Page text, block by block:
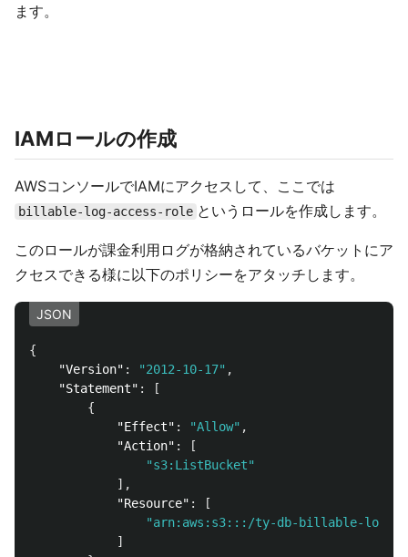
ます。
IAMロールの作成
AWSコンソールでIAMにアクセスして、ここでは
billable-log-access-role というロールを作成します。
このロールが課金利用ログが格納されているバケットにア
クセスできる様に以下のポリシーをアタッチします。
JSON
{
"Version" : "2012-10-17" ,
"Statement" :
[
{
"Effect" : "Allow" ,
"Action" :
[
"s3:ListBucket"
],
"Resource" :
[
"arn:aws:s3:::/ty-db-billable-log"
]